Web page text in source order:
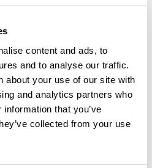
content and ads, to
and to analyse our traffic.
about your use of our site with
and analytics partners who
that you’ve
collected from your use
un avis
de 202,9 km à proximité de